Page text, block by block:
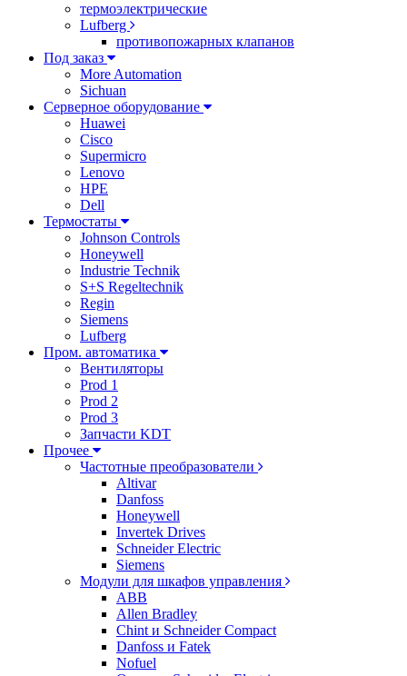
термоэлектрические
Lufberg
противопожарных клапанов
Под заказ
More Automation
Sichuan
Серверное оборудование
Huawei
Cisco
Supermicro
Lenovo
HPE
Dell
Термостаты
Johnson Controls
Honeywell
Industrie Technik
S+S Regeltechnik
Regin
Siemens
Lufberg
Пром. автоматика
Вентиляторы
Prod 1
Prod 2
Prod 3
Запчасти KDT
Прочее
Частотные преобразователи
Altivar
Danfoss
Honeywell
Invertek Drives
Schneider Electric
Siemens
Модули для шкафов управления
ABB
Allen Bradley
Chint и Schneider Compact
Danfoss и Fatek
Nofuel